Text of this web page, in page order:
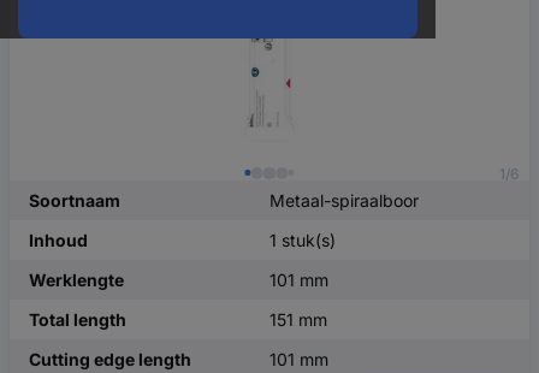
1/6
Soortnaam
Metaal-spiraalboor
Inhoud
1 stuk(s)
Werklengte
101 mm
Total length
151 mm
Cutting edge length
101 mm